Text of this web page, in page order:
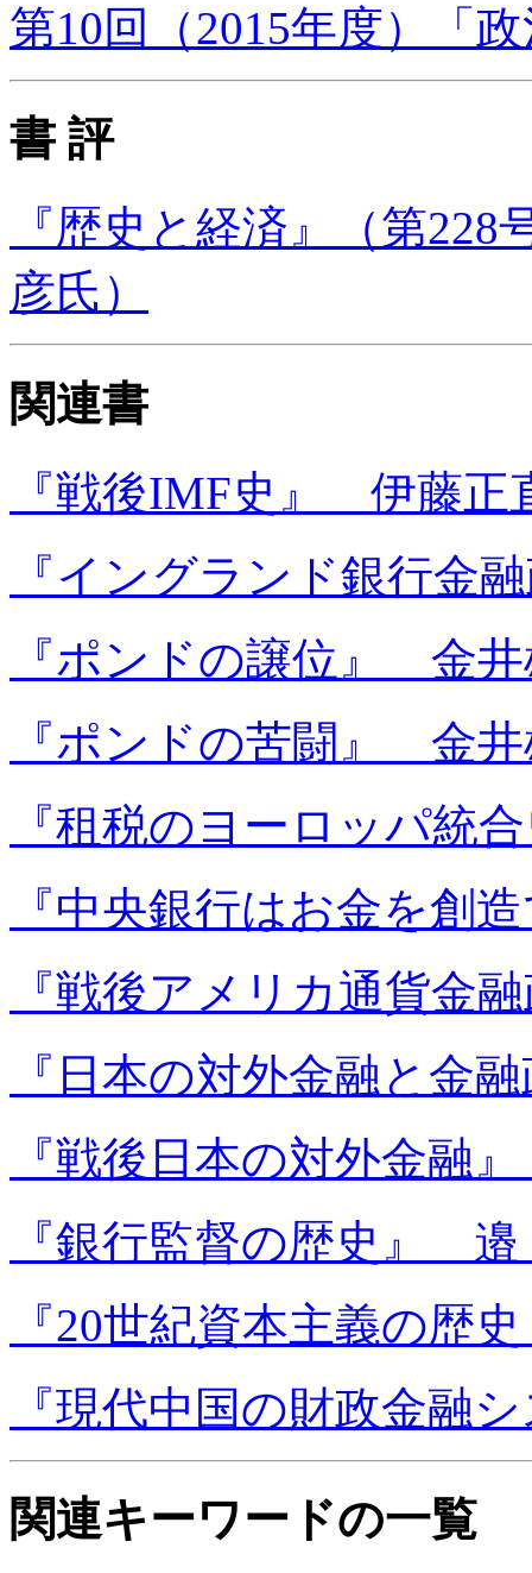
第10回（2015年度）「
書 評
『歴史と経済』（第
彦氏）
関連書
『戦後IMF史』 伊藤正
『イングランド銀行金
『ポンドの譲位』 金
『ポンドの苦闘』 金
『租税のヨーロッパ統
『中央銀行はお金を創
『戦後アメリカ通貨金
『日本の対外金融と金
『戦後日本の対外金融
『銀行監督の歴史』 邉
『20世紀資本主義の
『現代中国の財政金融
関連キーワードの一覧